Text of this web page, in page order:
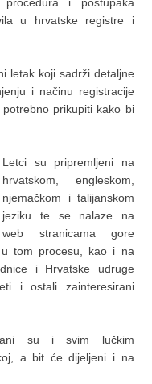
procedura i postupaka
u hrvatske registre i
letak koji sadrži detaljne
i načinu registracije
prikupiti kako bi
Letci su pripremljeni na
hrvatskom, engleskom,
njemačkom i talijanskom
jeziku te se nalaze na
web stranicama gore
u tom procesu, kao i na
i Hrvatske udruge
i ostali zainteresirani
su i svim lučkim
a bit će dijeljeni i na